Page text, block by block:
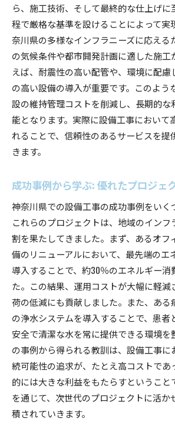
ら、施工技術、そして最終的な仕上げ
程で厳格な基準を設けることによって実
奈川県の多様なインフラニーズに応える
の気候条件や都市開発計画に適した施工
えば、耐震性の高い配管や、環境に配
の高い設備の導入が重要です。このよう
設の維持管理コストを削減し、長期的な
能となります。実際に設備工事において
れることで、信頼性のあるサービスを提
きます。
成功事例から学ぶ: 優れたプロジェ
神奈川県での設備工事の成功事例をいく
これらのプロジェクトは、地域のイン
割を果たしてきました。まず、あるオフ
備のリニューアルにおいて、最先端のエ
導入することで、約30％のエネルギー消
た。この結果、運用コストが大幅に軽減
荷の低減にも貢献しました。また、ある
の浄水システムを導入することで、患者
安全で清潔な水を常に提供できる環境を
の事例から得られる教訓は、設備工事
続可能性の追求が、たとえ高コストであ
的には大きな利益をもたらすということ
を通じて、次世代のプロジェクトに活か
積されていきます。